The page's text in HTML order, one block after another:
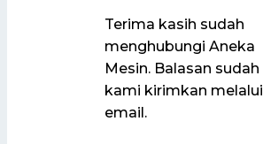
Terima kasih sudah
menghubungi Aneka
Mesin. Balasan sudah
kami kirimkan melalui
email.